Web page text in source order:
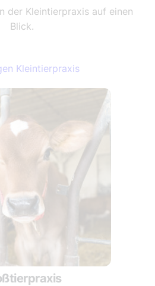
der Kleintierpraxis auf einen
Blick.
Kleintierpraxis